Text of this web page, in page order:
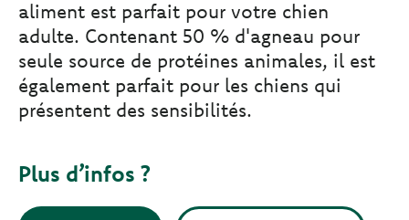
aliment est parfait pour votre chien
adulte. Contenant 50 % d'agneau pour
seule source de protéines animales, il est
également parfait pour les chiens qui
présentent des sensibilités.
Plus d’infos ?